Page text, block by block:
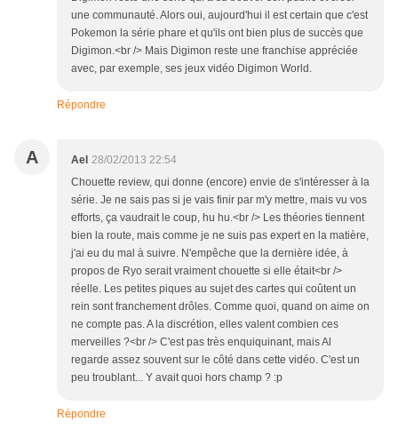
une communauté. Alors oui, aujourd'hui il est certain que c'est
Pokemon la série phare et qu'ils ont bien plus de succès que
Digimon.<br /> Mais Digimon reste une franchise appréciée
avec, par exemple, ses jeux vidéo Digimon World.
Répondre
A Ael 28/02/2013 22:54
Chouette review, qui donne (encore) envie de s'intéresser à la
série. Je ne sais pas si je vais finir par m'y mettre, mais vu vos
efforts, ça vaudrait le coup, hu hu.<br /> Les théories tiennent
bien la route, mais comme je ne suis pas expert en la matière,
j'ai eu du mal à suivre. N'empêche que la dernière idée, à
propos de Ryo serait vraiment chouette si elle était<br />
réelle. Les petites piques au sujet des cartes qui coûtent un
rein sont franchement drôles. Comme quoi, quand on aime on
ne compte pas. A la discrétion, elles valent combien ces
merveilles ?<br /> C'est pas très enquiquinant, mais Al
regarde assez souvent sur le côté dans cette vidéo. C'est un
peu troublant... Y avait quoi hors champ ? :p
Répondre